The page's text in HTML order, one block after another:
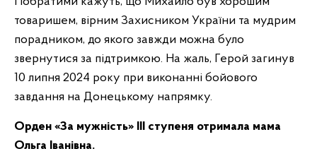
товаришем, вірним Захисником України та мудрим
порадником, до якого завжди можна було
звернутися за підтримкою. На жаль, Герой загинув
10 липня 2024 року при виконанні бойового
завдання на Донецькому напрямку.
Орден «За мужність» ІІІ ступеня отримала мама
Ольга Іванівна.